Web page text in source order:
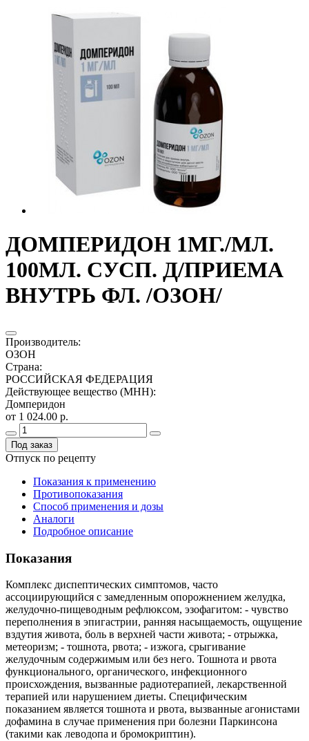
ДОМПЕРИДОН 1МГ./МЛ.
100МЛ. СУСП. Д/ПРИЕМА
ВНУТРЬ ФЛ. /ОЗОН/
Производитель:
ОЗОН
Страна:
РОССИЙСКАЯ ФЕДЕРАЦИЯ
Действующее вещество (МНН):
Домперидон
от 1 024.00 р.
Под заказ
Отпуск по рецепту
Показания к применению
Противопоказания
Способ применения и дозы
Аналоги
Подробное описание
Показания
Комплекс диспептических симптомов, часто
ассоциирующийся с замедленным опорожнением желудка,
желудочно-пищеводным рефлюксом, эзофагитом: - чувство
переполнения в эпигастрии, ранняя насыщаемость, ощущение
вздутия живота, боль в верхней части живота; - отрыжка,
метеоризм; - тошнота, рвота; - изжога, срыгивание
желудочным содержимым или без него. Тошнота и рвота
функционального, органического, инфекционного
происхождения, вызванные радиотерапией, лекарственной
терапией или нарушением диеты. Специфическим
показанием является тошнота и рвота, вызванные агонистами
дофамина в случае применения при болезни Паркинсона
(такими как леводопа и бромокриптин).